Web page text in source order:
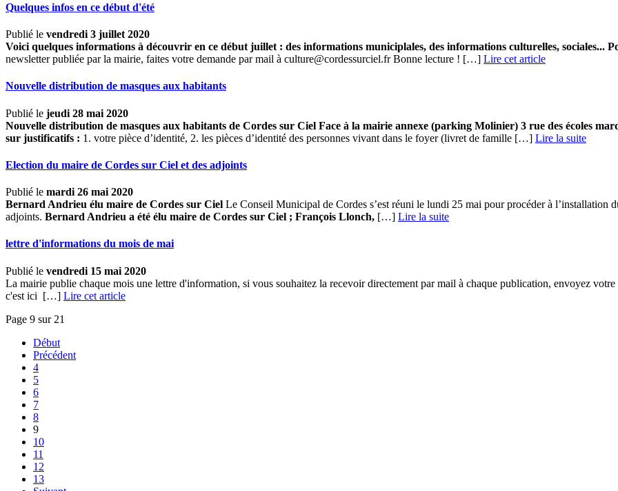
Quelques infos en ce début d'été
Publié le vendredi 3 juillet 2020
Voici quelques informations à découvrir en ce début juillet : des informations municiplales, des informations culturelles, sociales...
newsletter publiée par la mairie, faites votre demande par mail à culture@cordessurciel.fr Bonne lecture ! […] Lire cet article
Nouvelle distribution de masques aux habitants
Publié le jeudi 28 mai 2020
Nouvelle distribution de masques aux habitants de Cordes sur Ciel Face à la mairie annexe (parking Molinier) 3 rue des écoles
sur justificatifs : 1. votre pièce d’identité, 2. les pièces d’identité des personnes vivant dans le foyer (livret de famille […] ­ Lire la suite
Election du maire de Cordes sur Ciel et des adjoints
Publié le mardi 26 mai 2020
Bernard Andrieu élu maire de Cordes sur Ciel Le Conseil Municipal de Cordes s’est réuni le lundi 25 mai pour procéder à l’installation
adjoints. Bernard Andrieu a été élu maire de Cordes sur Ciel ; François Llonch, […] ­ Lire la suite
lettre d'informations du mois de mai
Publié le vendredi 15 mai 2020
La mairie publie chaque mois une lettre d'information, si vous souhaitez la recevoir directement par mail à chaque publication, envoyez
c'est ici […] Lire cet article
Page 9 sur 21
Début
Précédent
4
5
6
7
8
9
10
11
12
13